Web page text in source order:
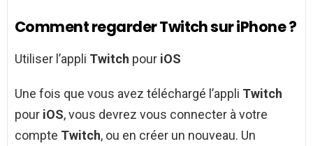
Comment regarder Twitch sur iPhone ?
Utiliser l’appli Twitch pour iOS
Une fois que vous avez téléchargé l’appli Twitch
pour iOS, vous devrez vous connecter à votre
compte Twitch, ou en créer un nouveau. Un